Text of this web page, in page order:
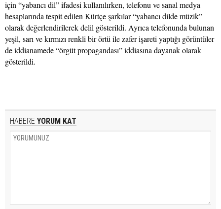
için “yabancı dil” ifadesi kullanılırken, telefonu ve sanal medya
hesaplarında tespit edilen Kürtçe şarkılar “yabancı dilde müzik”
olarak değerlendirilerek delil gösterildi. Ayrıca telefonunda bulunan
yeşil, sarı ve kırmızı renkli bir örtü ile zafer işareti yaptığı görüntüler
de iddianamede “örgüt propagandası” iddiasına dayanak olarak
gösterildi.
HABERE YORUM KAT